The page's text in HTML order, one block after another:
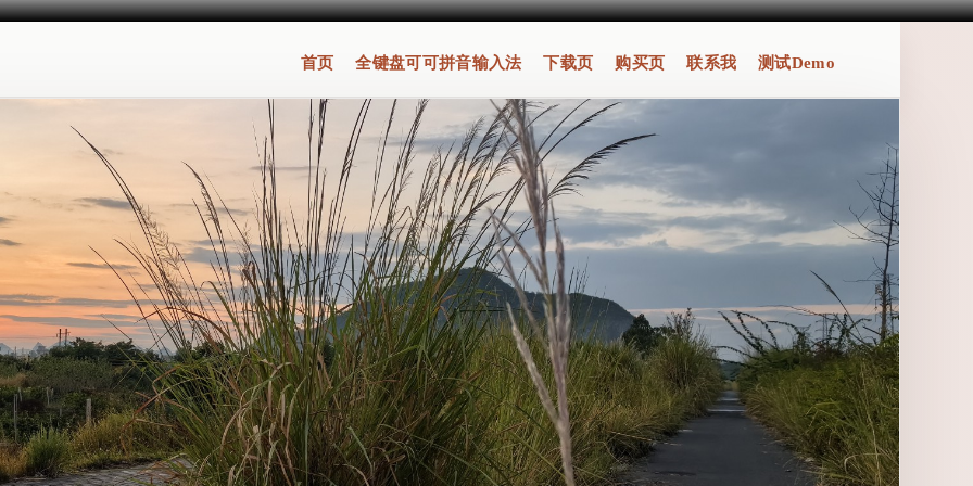
首页 全键盘可可拼音输入法 下载页 购买页 联系我 测试Demo